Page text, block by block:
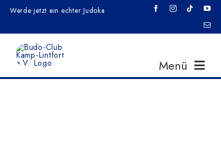
Zum
springen
Werde jetzt ein echter Judoka
Menü